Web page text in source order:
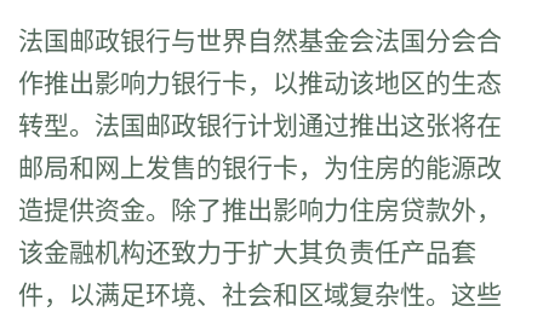
法国邮政银行与世界自然基金会法国分会合
作推出影响力银行卡，以推动该地区的生态
转型。法国邮政银行计划通过推出这张将在
邮局和网上发售的银行卡，为住房的能源改
造提供资金。除了推出影响力住房贷款外，
该金融机构还致力于扩大其负责任产品套
件，以满足环境、社会和区域复杂性。这些